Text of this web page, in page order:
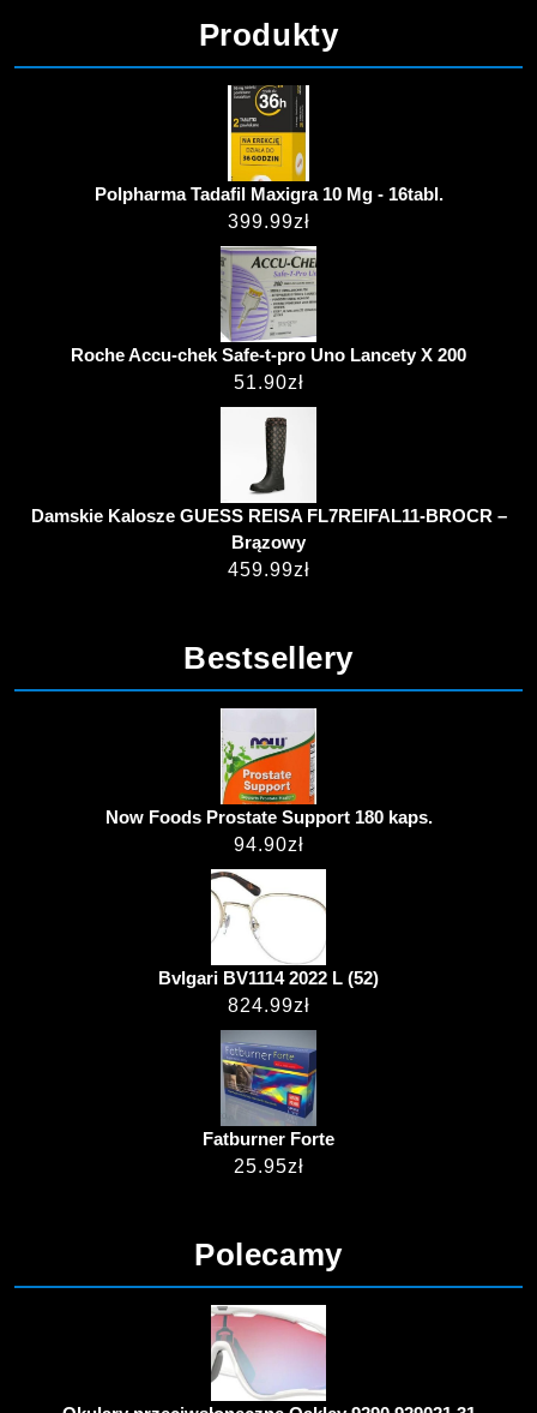
Produkty
Polpharma Tadafil Maxigra 10 Mg - 16tabl.
399.99zł
Roche Accu-chek Safe-t-pro Uno Lancety X 200
51.90zł
Damskie Kalosze GUESS REISA FL7REIFAL11-BROCR –
Brązowy
459.99zł
Bestsellery
Now Foods Prostate Support 180 kaps.
94.90zł
Bvlgari BV1114 2022 L (52)
824.99zł
Fatburner Forte
25.95zł
Polecamy